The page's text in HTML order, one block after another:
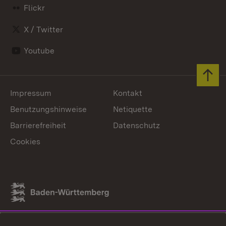
Flickr
X / Twitter
Youtube
Link zum Landesportal
Impressum
Kontakt
Benutzungshinweise
Netiquette
Barrierefreiheit
Datenschutz
Cookies